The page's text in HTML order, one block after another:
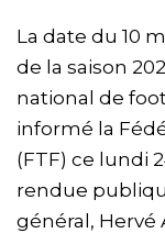
La date du 10
de la saison
national de
informé la
(FTF) ce lundi
rendue
général, Hervé